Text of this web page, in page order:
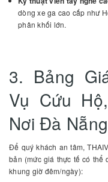
dòng xe ga cao cấp như
phân khối lớn.
3. Bảng
Vụ Cứu
Nơi Đà Nẵng
Để quý khách an tâm,
bản (mức giá thực tế có thể
khung giờ đêm/ngày):